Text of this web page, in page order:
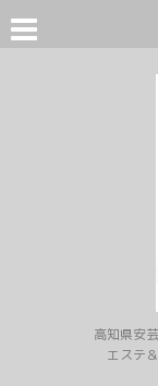
高知県安
エステ